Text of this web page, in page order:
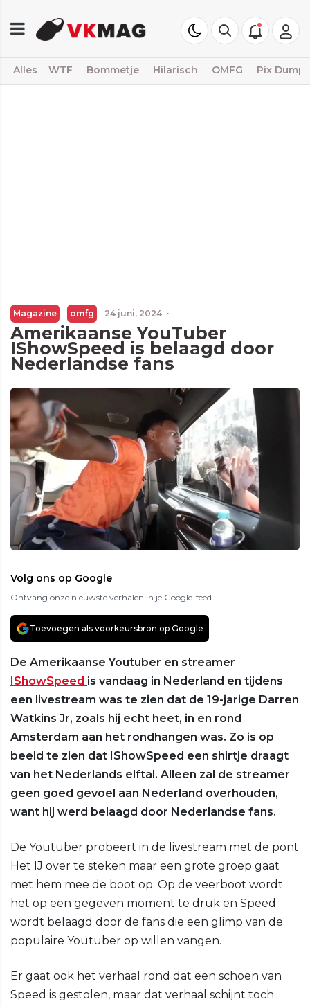
Alles WTF Bommetje Hilarisch OMFG Pix Dump
Magazine omfg 24 juni, 2024 ·
Amerikaanse YouTuber
IShowSpeed is belaagd door
Nederlandse fans
Volg ons op Google
Ontvang onze nieuwste verhalen in je Google-feed
Toevoegen als voorkeursbron op Google
De Amerikaanse Youtuber en streamer
IShowSpeed is vandaag in Nederland en tijdens
een livestream was te zien dat de 19-jarige Darren
Watkins Jr, zoals hij echt heet, in en rond
Amsterdam aan het rondhangen was. Zo is op
beeld te zien dat IShowSpeed een shirtje draagt
van het Nederlands elftal. Alleen zal de streamer
geen goed gevoel aan Nederland overhouden,
want hij werd belaagd door Nederlandse fans.
De Youtuber probeert in de livestream met de pont
Het IJ over te steken maar een grote groep gaat
met hem mee de boot op. Op de veerboot wordt
het op een gegeven moment te druk en Speed
wordt belaagd door de fans die een glimp van de
populaire Youtuber op willen vangen.
Er gaat ook het verhaal rond dat een schoen van
Speed is gestolen, maar dat verhaal schijnt toch